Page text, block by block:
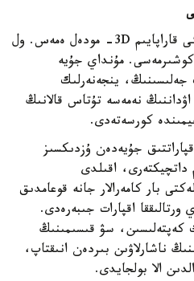
سيفرلىق ەگىز - كومپيۋتەردەگى قاراپايىم 3D- مودەل ەمەس. ول
مۇنداي جۇيە
جەلىسىنىڭ، ينجەنەرلىك
نەمەسە تۇتاس قالانىڭ
كورسەتەدى.
جۇيەدەن ۇزدىكسىز
داتچيكتەرى، اقىلدى
بار كامەرالار جانە قوعامدىق
ورتالىققا اقپارات جىبەرەدى.
كەپتەلىسىن، سۋ قىسىمىنىڭ
ناشارلاۋىن بىردەن انىقتاپ،
الا بولجايدى.